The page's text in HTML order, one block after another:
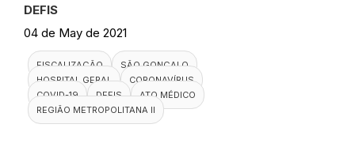
DEFIS
04 de May de 2021
FISCALIZAÇÃO
SÃO GONÇALO
HOSPITAL GERAL
CORONAVÍRUS
COVID-19
DEFIS
ATO MÉDICO
REGIÃO METROPOLITANA II